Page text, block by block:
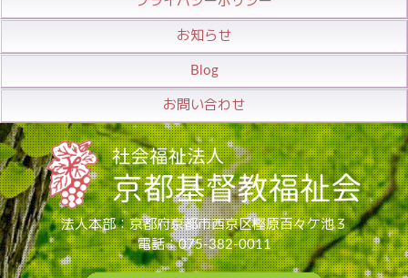
お知らせ
Blog
お問い合わせ
法人本部：京都府京都市西京区樫原百々ケ池３
電話：075-382-0011